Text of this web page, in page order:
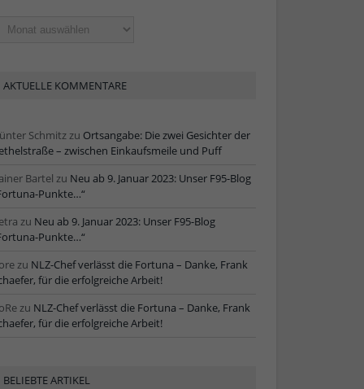
AKTUELLE KOMMENTARE
Schmitzzu Ortsangabe: Die zwei Gesichter der
– zwischen Einkaufsmeile und Puff
Bartel zu Neu ab 9. Januar 2023: Unser F95-Blog
Punkte…“
zu Neu ab 9. Januar 2023: Unser F95-Blog
Punkte…“
zu NLZ-Chef verlässt die Fortuna – Danke, Frank
für die erfolgreiche Arbeit!
zu NLZ-Chef verlässt die Fortuna – Danke, Frank
für die erfolgreiche Arbeit!
BELIEBTE ARTIKEL